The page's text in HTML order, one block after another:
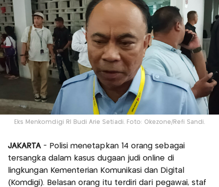
Eks Menkomdigi RI Budi Arie Setiadi. Foto: Okezone/Refi Sandi.
JAKARTA - Polisi menetapkan 14 orang sebagai
tersangka dalam kasus dugaan judi online di
lingkungan Kementerian Komunikasi dan Digital
(Komdigi). Belasan orang itu terdiri dari pegawai, staf